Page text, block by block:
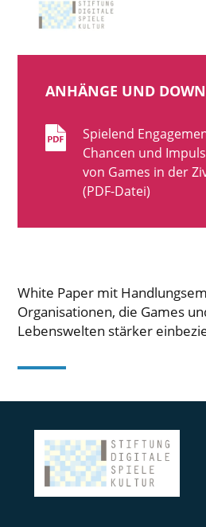
ANHÄNGE UND
Spielend
Chancen und
von Games in der
(PDF-Datei)
White Paper mit
Organisationen, die Games
Lebenswelten stärker